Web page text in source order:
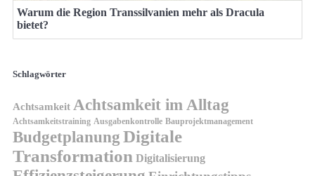
Warum die Region Transsilvanien mehr als Dracula
bietet?
Schlagwörter
Achtsamkeit Achtsamkeit im Alltag
Achtsamkeitstraining Ausgabenkontrolle Bauprojektmanagement
BudgetplanungDigitale
Transformation Digitalisierung